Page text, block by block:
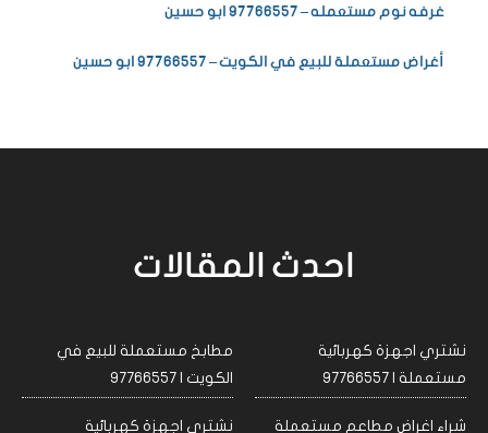
غرفه نوم مستعمله – 97766557 ابو حسين
أغراض مستعملة للبيع في الكويت – 97766557 ابو حسين
احدث المقالات
نشتري اجهزة كهربائية
مستعملة | 97766557
مطابخ مستعملة للبيع في
الكويت | 97766557
شراء اغراض مطاعم مستعملة
نشتري اجهزة كهربائية